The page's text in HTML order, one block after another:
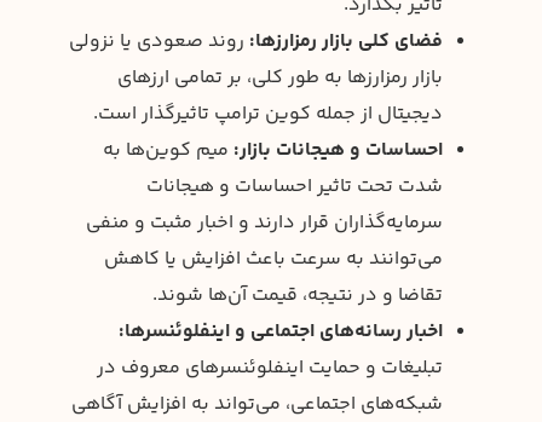
فضای کلی بازار رمزارزها: روند صعودی یا نزولی
بازار رمزارزها به طور کلی، بر تمامی ارزهای
دیجیتال از جمله کوین ترامپ تاثیرگذار است.
احساسات و هیجانات بازار: میم کوین‌ها به
شدت تحت تاثیر احساسات و هیجانات
سرمایه‌گذاران قرار دارند و اخبار مثبت و منفی
می‌توانند به سرعت باعث افزایش یا کاهش
تقاضا و در نتیجه، قیمت آن‌ها شوند.
اخبار رسانه‌های اجتماعی و اینفلوئنسرها:
تبلیغات و حمایت اینفلوئنسرهای معروف در
شبکه‌های اجتماعی، می‌تواند به افزایش آگاهی